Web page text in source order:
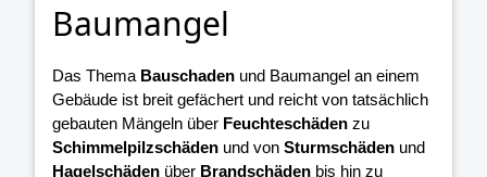
Baumangel
Das Thema Bauschaden und Baumangel an einem
Gebäude ist breit gefächert und reicht von tatsächlich
gebauten Mängeln über Feuchteschäden zu
Schimmelpilzschäden und von Sturmschäden und
Hagelschäden über Brandschäden bis hin zu